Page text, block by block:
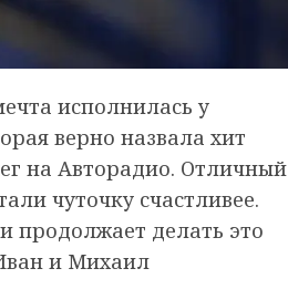
исполнилась у
верно назвала хит
на Авторадио. Отличный
чуточку счастливее.
продолжает делать это
и Михаил